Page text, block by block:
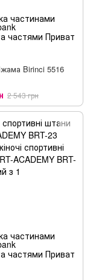
Birinci 5516
2 543 грн